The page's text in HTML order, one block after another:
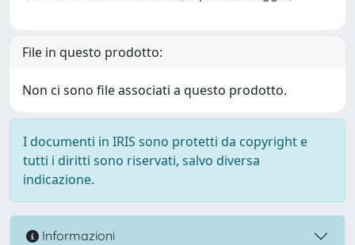
File in questo prodotto:
Non ci sono file associati a questo prodotto.
I documenti in IRIS sono protetti da copyright e
tutti i diritti sono riservati, salvo diversa
indicazione.
Informazioni